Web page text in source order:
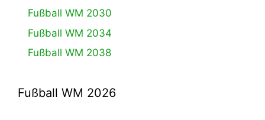
Fußball WM 2030
Fußball WM 2034
Fußball WM 2038
Fußball WM 2026